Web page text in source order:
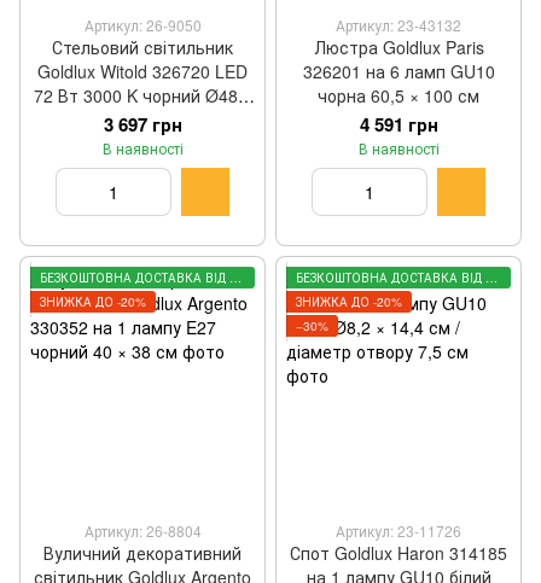
Артикул: 26-9050
Стельовий світильник
Goldlux Witold 326720 LED
72 Вт 3000 K чорний Ø48 ×
7,5 см
3 697 грн
В наявності
Артикул: 23-43132
Люстра Goldlux Paris
326201 на 6 ламп GU10
чорна 60,5 × 100 см
4 591 грн
В наявності
БЕЗКОШТОВНА ДОСТАВКА ВІД 3000 ГРН
ЗНИЖКА ДО -20%
Артикул: 26-8804
Вуличний декоративний
світильник Goldlux Argento
БЕЗКОШТОВНА ДОСТАВКА ВІД 3000 ГРН
ЗНИЖКА ДО -20%
−30%
Артикул: 23-11726
Спот Goldlux Haron 314185
на 1 лампу GU10 білий